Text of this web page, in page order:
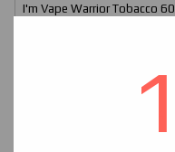
I'm Vape Warrior Tobacco 60